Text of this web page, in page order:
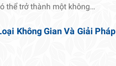
thể trở thành một không…
Không Gian Và Giải Pháp